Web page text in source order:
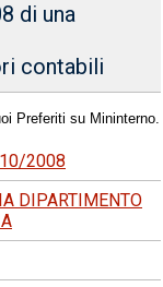
di una
contabili
Preferiti su Mininterno.
2008
DIPARTIMENTO